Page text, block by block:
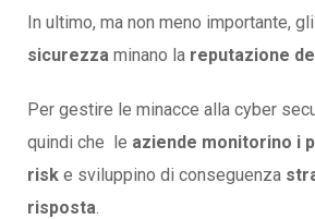
In ultimo, ma non meno importante, gli
sicurezza minano la reputazione
Per gestire le minacce alla cyber
quindi che le aziende monitorino i
risk e sviluppino di conseguenza
risposta